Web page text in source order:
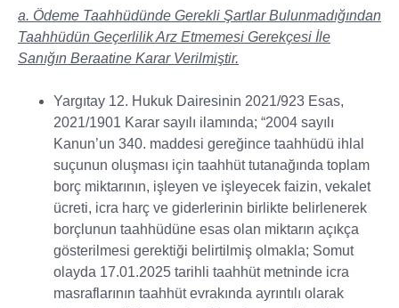
a. Ödeme Taahhüdünde Gerekli Şartlar Bulunmadığından
Taahhüdün Geçerlilik Arz Etmemesi Gerekçesi İle
Sanığın Beraatine Karar Verilmiştir.
Yargıtay 12. Hukuk Dairesinin 2021/923 Esas,
2021/1901 Karar sayılı ilamında; “2004 sayılı
Kanun’un 340. maddesi gereğince taahhüdü ihlal
suçunun oluşması için taahhüt tutanağında toplam
borç miktarının, işleyen ve işleyecek faizin, vekalet
ücreti, icra harç ve giderlerinin birlikte belirlenerek
borçlunun taahhüdüne esas olan miktarın açıkça
gösterilmesi gerektiği belirtilmiş olmakla; Somut
olayda 17.01.2025 tarihli taahhüt metninde icra
masraflarının taahhüt evrakında ayrıntılı olarak